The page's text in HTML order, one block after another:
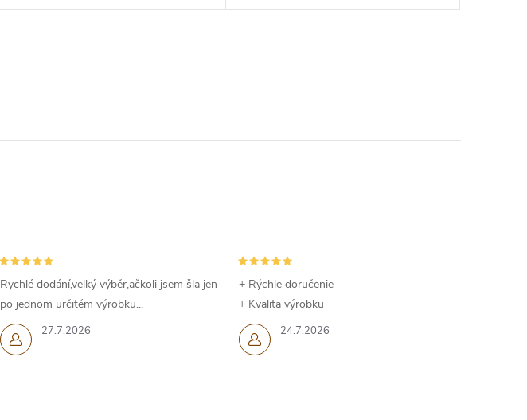
27.7.2026
Rychlé dodání,velký výběr,ačkoli jsem šla jen
po jednom určitém výrobku...
24.7.2026
+ Rýchle doručenie
+ Kvalita výrobku